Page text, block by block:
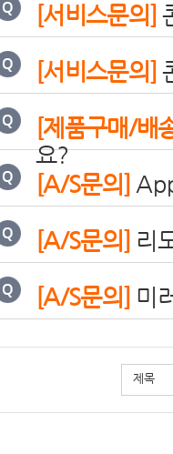
[서비스문의]
[서비스문의]
[제품구매/배
요?
[A/S문의]
[A/S문의] 리
[A/S문의] 미
제목